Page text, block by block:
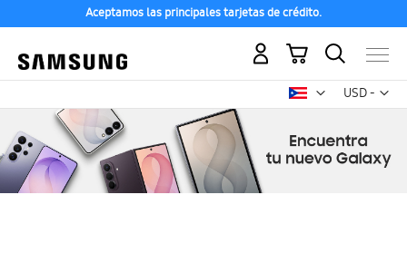
Aceptamos las principales tarjetas de crédito.
USD -
dólar
Mi carrito